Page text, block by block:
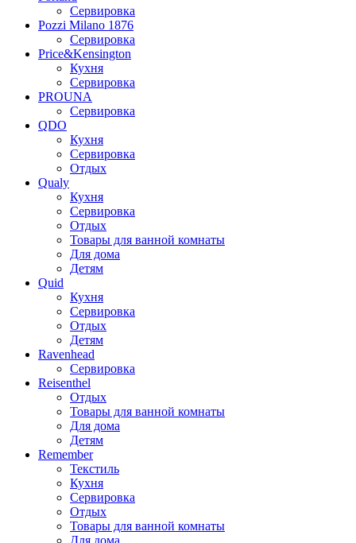
Сервировка
Pozzi Milano 1876
Сервировка
Price&Kensington
Кухня
Сервировка
PROUNA
Сервировка
QDO
Кухня
Сервировка
Отдых
Qualy
Кухня
Сервировка
Отдых
Товары для ванной комнаты
Для дома
Детям
Quid
Кухня
Сервировка
Отдых
Детям
Ravenhead
Сервировка
Reisenthel
Отдых
Товары для ванной комнаты
Для дома
Детям
Remember
Текстиль
Кухня
Сервировка
Отдых
Товары для ванной комнаты